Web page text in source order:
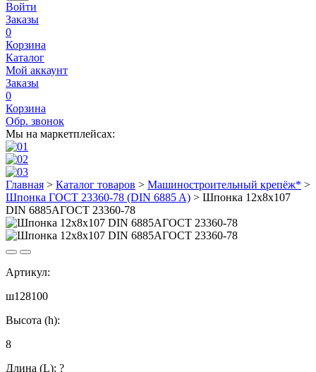
Войти
Заказы
0
Корзина
Каталог
Мой аккаунт
Заказы
0
Корзина
Обр. звонок
Мы на маркетплейсах:
Главная > Каталог товаров > Машиностроительный крепёж* >
Шпонка ГОСТ 23360-78 (DIN 6885 A) > Шпонка 12х8х107
DIN 6885AГОСТ 23360-78
Артикул:
ш128100
Высота (h):
8
Длина (L): ?